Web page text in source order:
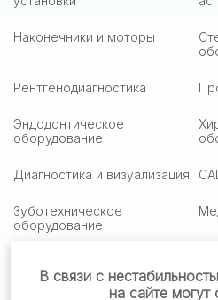
Наконечники и моторы
Рентгенодиагностика
Эндодонтическое
оборудование
Диагностика и визуализация
Зуботехническое
оборудование
В связи с
на сайте могут